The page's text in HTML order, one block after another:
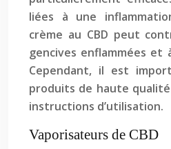
liées à une
crème au CBD peut
gencives enflammées et
Cependant, il est
produits de haute
instructions d’utilisation.
Vaporisateurs de CBD